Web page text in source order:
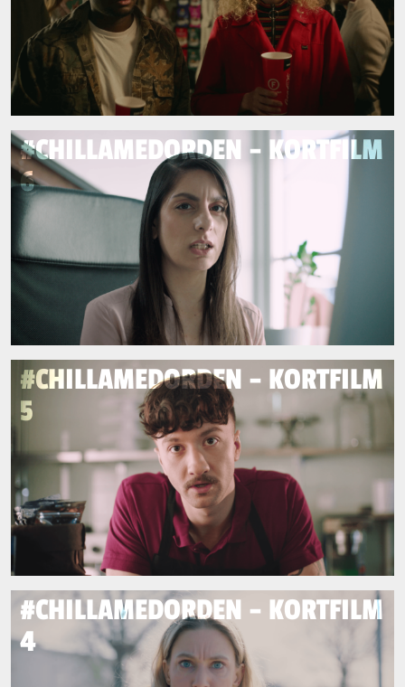
#CHILLAMEDORDEN – KORTFILM
6
#CHILLAMEDORDEN – KORTFILM
5
#CHILLAMEDORDEN – KORTFILM
4